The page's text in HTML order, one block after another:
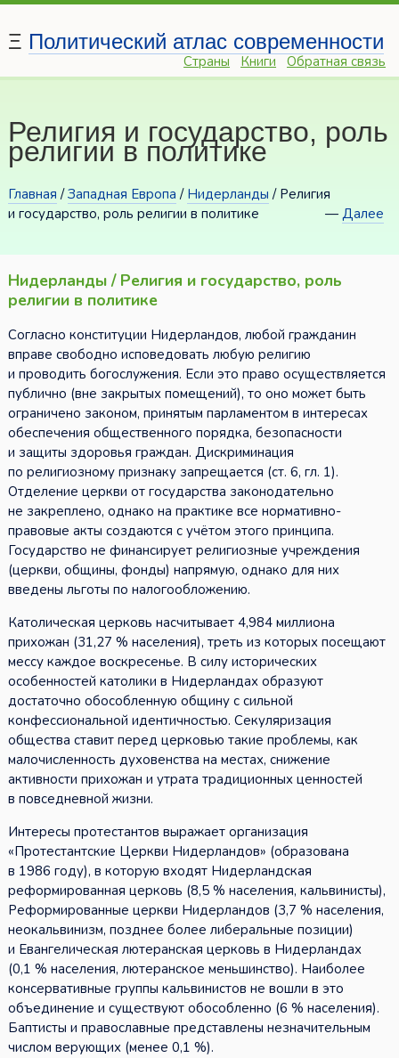
Ξ Политический атлас современности
Страны Книги Обратная связь
Религия и государство, роль
религии в политике
Главная /Западная Европа / Нидерланды / Религия
и государство, роль религии в политике
—Далее
Нидерланды / Религия и государство, роль
религии в политике
Согласно конституции Нидерландов, любой гражданин
вправе свободно исповедовать любую религию
и проводить богослужения. Если это право осуществляется
публично (вне закрытых помещений), то оно может быть
ограничено законом, принятым парламентом в интересах
обеспечения общественного порядка, безопасности
и защиты здоровья граждан. Дискриминация
по религиозному признаку запрещается (ст. 6, гл. 1).
Отделение церкви от государства законодательно
не закреплено, однако на практике все нормативно-
правовые акты создаются с учётом этого принципа.
Государство не финансирует религиозные учреждения
(церкви, общины, фонды) напрямую, однако для них
введены льготы по налогообложению.
Католическая церковь насчитывает 4,984 миллиона
прихожан (31,27 % населения), треть из которых посещают
мессу каждое воскресенье. В силу исторических
особенностей католики в Нидерландах образуют
достаточно обособленную общину с сильной
конфессиональной идентичностью. Секуляризация
общества ставит перед церковью такие проблемы, как
малочисленность духовенства на местах, снижение
активности прихожан и утрата традиционных ценностей
в повседневной жизни.
Интересы протестантов выражает организация
«Протестантские Церкви Нидерландов» (образована
в 1986 году), в которую входят Нидерландская
реформированная церковь (8,5 % населения, кальвинисты),
Реформированные церкви Нидерландов (3,7 % населения,
неокальвинизм, позднее более либеральные позиции)
и Евангелическая лютеранская церковь в Нидерландах
(0,1 % населения, лютеранское меньшинство). Наиболее
консервативные группы кальвинистов не вошли в это
объединение и существуют обособленно (6 % населения).
Баптисты и православные представлены незначительным
числом верующих (менее 0,1 %).